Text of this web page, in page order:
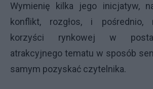
Wymienię kilka jego inicjatyw,
konflikt, rozgłos, i pośrednio,
korzyści rynkowej w
atrakcyjnego tematu w sposób
samym pozyskać czytelnika.